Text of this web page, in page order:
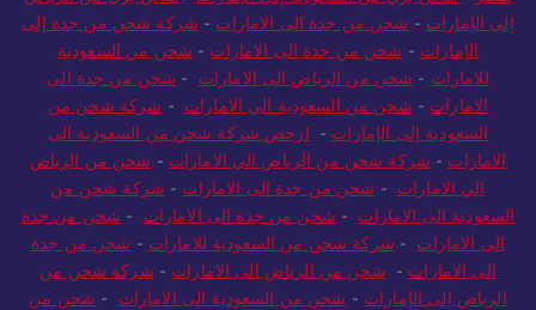
إلى الإمارات - شحن من جدة الى الامارات - شركة شحن من جدة إلى
الإمارات - شحن من جدة الى الامارات - شحن من السعودية
للامارات - شحن من الرياض الى الامارات - شحن من جدة الى
الامارات - شحن من السعودية الي الامارات - شركة شحن من
السعودية إلى الإمارات - ارخص شركة شحن من السعودية الى
الامارات - شركة شحن من الرياض الي الامارات - شحن من الرياض
الي الامارات - شحن من جدة الى الامارات - شركة شحن من
السعودية الى الامارات - شحن من جدة الى الامارات - شحن من جدة
الى الامارات - شركة شحن من السعودية للامارات - شحن من جدة
الى الامارات - شحن من الرياض الى الامارات - شركة شحن من
الرياض إلى الإمارات - شحن من السعودية الى الامارات - شحن من